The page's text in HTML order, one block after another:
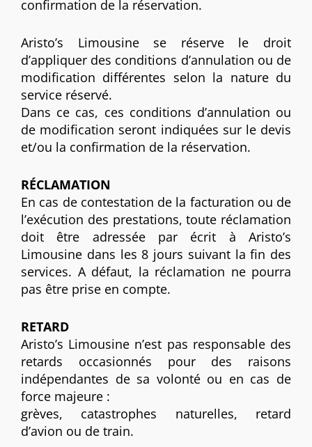
confirmation de la réservation.
Aristo’s Limousine se réserve le droit
d’appliquer des conditions d’annulation ou de
modification différentes selon la nature du
service réservé.
Dans ce cas, ces conditions d’annulation ou
de modification seront indiquées sur le devis
et/ou la confirmation de la réservation.
RÉCLAMATION
En cas de contestation de la facturation ou de
l’exécution des prestations, toute réclamation
doit être adressée par écrit à Aristo’s
Limousine dans les 8 jours suivant la fin des
services. A défaut, la réclamation ne pourra
pas être prise en compte.
RETARD
Aristo’s Limousine n’est pas responsable des
retards occasionnés pour des raisons
indépendantes de sa volonté ou en cas de
force majeure :
grèves, catastrophes naturelles, retard
d’avion ou de train.